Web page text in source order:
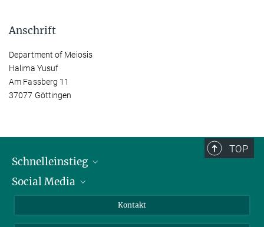
Anschrift
Department of Meiosis
Halima Yusuf
Am Fassberg 11
37077 Göttingen
TOP
Schnelleinstieg
Alumni
Social Media
Kontakt